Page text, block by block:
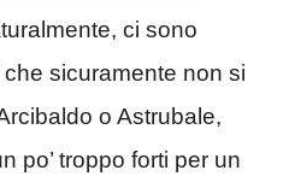
ci sono
sicuramente non si
o Astrubale,
po’ troppo forti per un